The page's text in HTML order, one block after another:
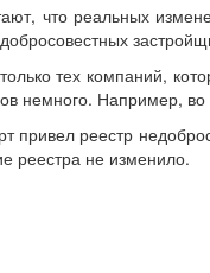
что реальных
тех компаний,
немного. Например,
привел реестр
реестра не изменило.